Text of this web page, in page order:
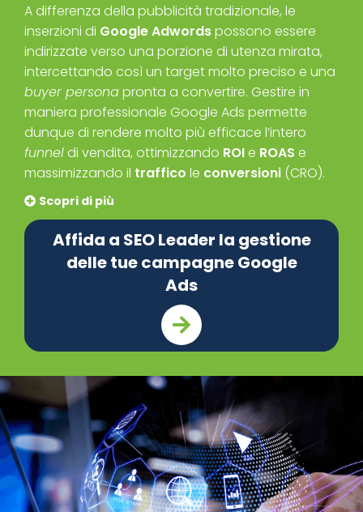
A differenza della pubblicità tradizionale, le
inserzioni di Google Adwordspossono essere
indirizzate verso una porzione di utenza mirata,
intercettando così un target molto preciso e una
buyer personapronta a convertire. Gestire in
maniera professionale Google Ads permette
dunque di rendere molto più efficace l’intero
funneldi vendita, ottimizzando ROIe ROAS e
massimizzando il traffico le conversioni (CRO).
Scopri di più
Affida a SEO Leader la gestione
delle tue campagne Google
Ads